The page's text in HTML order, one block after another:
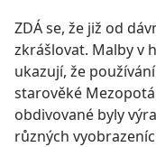
ZDÁ se, že již od
zkrášlovat. Malby v
ukazují, že
starověké
obdivované byly
různých